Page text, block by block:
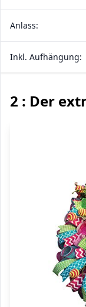
Anlass:
Inkl. Aufhängung:
2 : Der